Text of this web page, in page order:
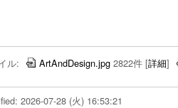
ル: ArtAndDesign.jpg 2822件 [詳細]
2026-07-28 (火) 16:53:21